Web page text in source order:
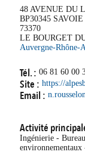
48 AVENUE DU
BP30345
73370
LE BOURGET
Auvergne-Rhône-
Tél. : 06 81 60 00
Site : https://
Email :
Activité
Ingénierie -
environnementaux